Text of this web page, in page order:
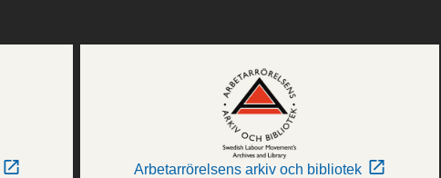
Arbetarrörelsens arkiv och bibliotek